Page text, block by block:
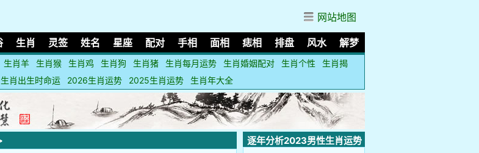
网站地图
生肖 灵签 姓名 星座 配对 手相 面相 痣相 排盘 风水 解梦
生肖羊 生肖猴 生肖鸡 生肖狗 生肖猪 生肖每月运势 生肖婚姻配对 生肖个性
生肖揭
生肖出生时命运 2026生肖运势 2025生肖运势 生肖年大全
逐年分析2023男性生肖运势